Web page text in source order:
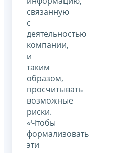
связанную
с
деятельностью
компании,
и
таким
образом,
просчитывать
возможные
риски.
«Чтобы
формализовать
эти